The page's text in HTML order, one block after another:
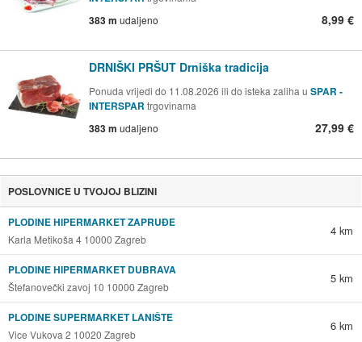
383 m udaljeno 8,99 €
DRNIŠKI PRŠUT Drniška tradicija
Ponuda vrijedi do 11.08.2026 ili do isteka zaliha u SPAR -
INTERSPAR trgovinama
383 m udaljeno 27,99 €
POSLOVNICE U TVOJOJ BLIZINI
PLODINE HIPERMARKET ZAPRUĐE
Karla Metikoša 4 10000 Zagreb
4 km
PLODINE HIPERMARKET DUBRAVA
Štefanovečki zavoj 10 10000 Zagreb
5 km
PLODINE SUPERMARKET LANIŠTE
Vice Vukova 2 10020 Zagreb
6 km